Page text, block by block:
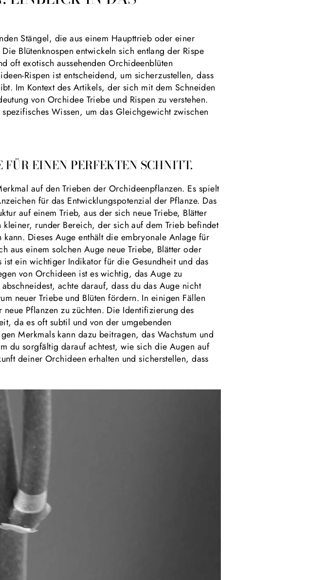
Stängel, die aus einem Haupttrieb oder einer
Blütenknospen entwickeln sich entlang der Rispe
oft exotisch aussehenden Orchideenblüten
Rispen ist entscheidend, um sicherzustellen, dass
Im Kontext des Artikels, der sich mit dem Schneiden
von Orchidee Triebe und Rispen zu verstehen.
Wissen, um das Gleichgewicht zwischen
EINEN PERFEKTEN SCHNITT.
auf den Trieben der Orchideenpflanzen. Es spielt
für das Entwicklungspotenzial der Pflanze. Das
auf einem Trieb, aus der sich neue Triebe, Blätter
runder Bereich, der sich auf dem Trieb befindet
Dieses Auge enthält die embryonale Anlage für
aus einem solchen Auge neue Triebe, Blätter oder
ein wichtiger Indikator für die Gesundheit und das
von Orchideen ist es wichtig, das Auge zu
achte darauf, dass du das Auge nicht
neuer Triebe und Blüten fördern. In einigen Fällen
Pflanzen zu züchten. Die Identifizierung des
da es oft subtil und von der umgebenden
Merkmals kann dazu beitragen, das Wachstum und
du sorgfältig darauf achtest, wie sich die Augen auf
deiner Orchideen erhalten und sicherstellen, dass